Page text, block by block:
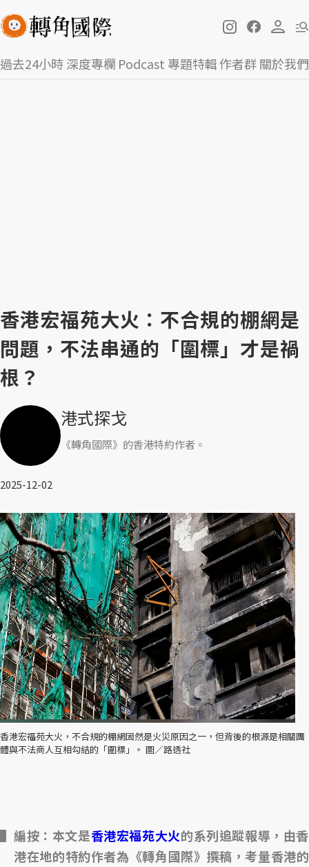
過去24小時深度專欄 Podcast 專題特輯作者群關於我們
香港宏福苑大火：不合規的棚網是
問題，不法串通的「圍標」才是禍
根？
港式探戈
《轉角國際》的香港特約作者。
2025-12-02
香港宏福苑大火，不合規的棚網固然是火災原因之一，但背後的根源是相關團
體與不法商人互相勾結的「圍標」。 圖／路透社
編按：本文是香港宏福苑大火的系列追蹤報導，由香
港在地的特約作者為《轉角國際》撰稿，考量香港的